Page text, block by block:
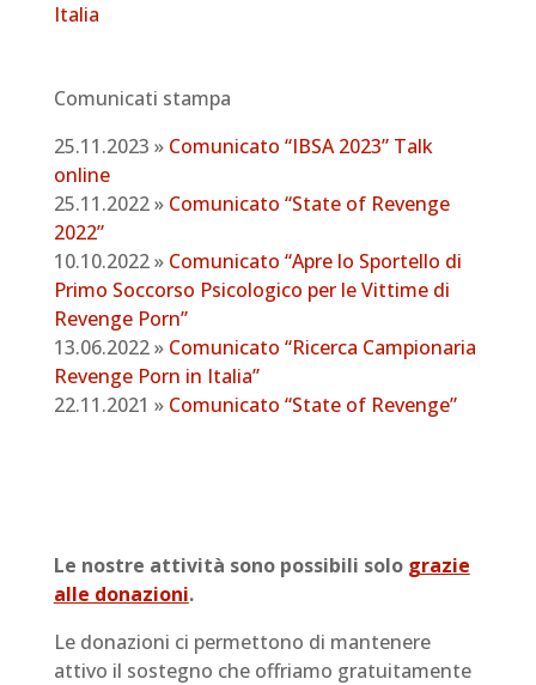
Italia
Comunicati stampa
25.11.2023 » Comunicato “IBSA 2023” Talk
online
25.11.2022 » Comunicato “State of Revenge
2022”
10.10.2022 » Comunicato “Apre lo Sportello di
Primo Soccorso Psicologico per le Vittime di
Revenge Porn”
13.06.2022 » Comunicato “Ricerca Campionaria
Revenge Porn in Italia”
22.11.2021 » Comunicato “State of Revenge”
Le nostre attività sono possibili solo grazie
alle donazioni.
Le donazioni ci permettono di mantenere
attivo il sostegno che offriamo gratuitamente